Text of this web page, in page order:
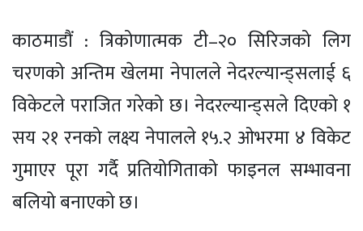
काठमाडौं : त्रिकोणात्मक टी–२० सिरिजको लिग
चरणको अन्तिम खेलमा नेपालले नेदरल्यान्ड्सलाई ६
विकेटले पराजित गरेको छ। नेदरल्यान्ड्सले दिएको १
सय २१ रनको लक्ष्य नेपालले १५.२ ओभरमा ४ विकेट
गुमाएर पूरा गर्दै प्रतियोगिताको फाइनल सम्भावना
बलियो बनाएको छ।